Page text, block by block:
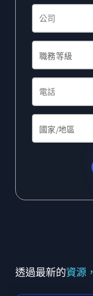
透過最新的資源，